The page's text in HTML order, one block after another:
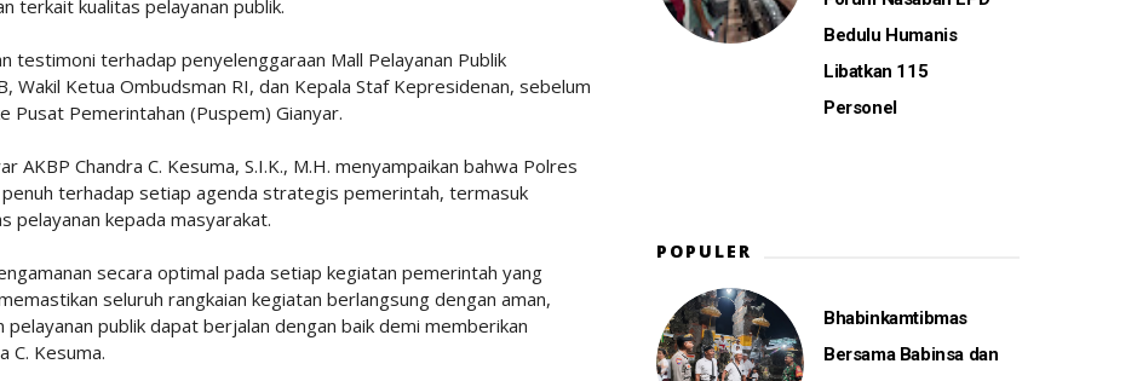
terkait kualitas pelayanan publik.
testimoni terhadap penyelenggaraan Mall Pelayanan Publik
Wakil Ketua Ombudsman RI, dan Kepala Staf Kepresidenan, sebelum
Pusat Pemerintahan (Puspem) Gianyar.
Chandra C. Kesuma, S.I.K., M.H. menyampaikan bahwa Polres
terhadap setiap agenda strategis pemerintah, termasuk
pelayanan kepada masyarakat.
secara optimal pada setiap kegiatan pemerintah yang
seluruh rangkaian kegiatan berlangsung dengan aman,
publik dapat berjalan dengan baik demi memberikan
C. Kesuma.
Bedulu Humanis
Libatkan 115
Personel
POPULER
Bhabinkamtibmas
Bersama Babinsa dan